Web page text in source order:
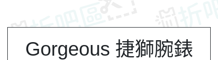
Gorgeous 捷獅腕錶